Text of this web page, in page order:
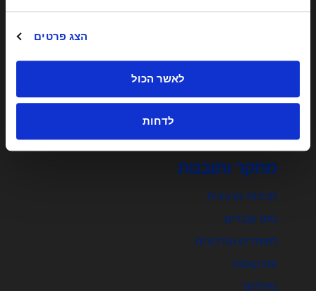
הצג פרטים
לאשר הכול
לדחות
ייעוץ ארגוני
מחקר ותובנות
תרבות ארגונית
גיוס עובדים
מאמרים ועדכונים
פודקאסט
ניוזלטר